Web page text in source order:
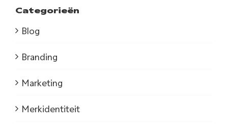
Categorieën
Blog
Branding
Marketing
Merkidentiteit